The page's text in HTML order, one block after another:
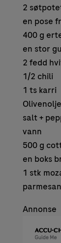
2
en pose
400 g
en stor
2 fedd
1/2 chili
1 ts karri
Olivenolje
salt +
vann
500 g
en boks
1 stk
parmesan
Annonse